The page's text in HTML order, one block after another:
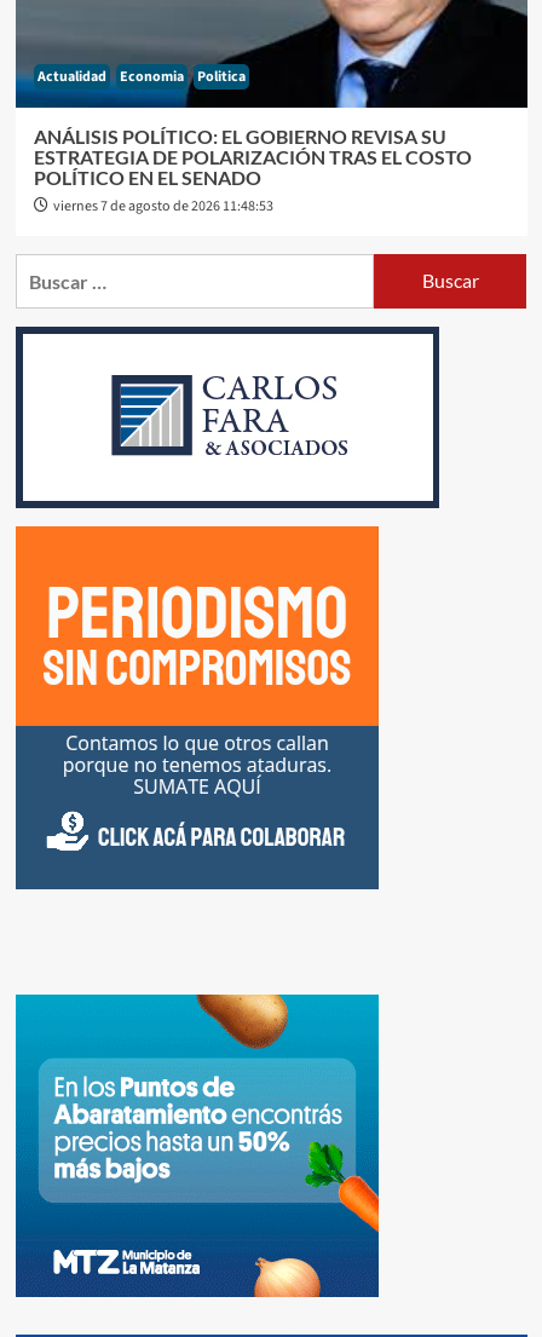
Actualidad Economia Politica
ANÁLISIS POLÍTICO: EL GOBIERNO REVISA SU
ESTRATEGIA DE POLARIZACIÓN TRAS EL COSTO
POLÍTICO EN EL SENADO
viernes 7 de agosto de 2026 11:48:53